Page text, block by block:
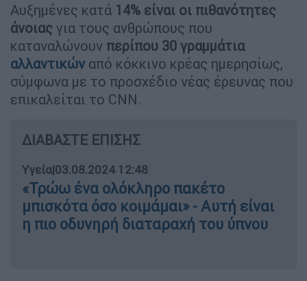
Αυξημένες κατά 14% είναι οι πιθανότητες
άνοιας για τους ανθρώπους που
καταναλώνουν περίπου 30 γραμμάτια
αλλαντικώναπό κόκκινο κρέας ημερησίως,
σύμφωνα με το προσχέδιο νέας έρευνας που
επικαλείται το CNN.
ΔΙΑΒΑΣΤΕ ΕΠΙΣΗΣ
Υγεία|03.08.2024 12:48
«Τρώω ένα ολόκληρο πακέτο
μπισκότα όσο κοιμάμαι» - Αυτή είναι
η πιο οδυνηρή διαταραχή του ύπνου